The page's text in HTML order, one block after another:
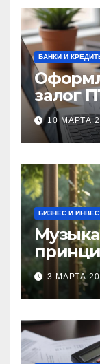
БАНКИ И
залог
без
10 МАРТА
БИЗНЕС И
Музыка
3 МАРТА